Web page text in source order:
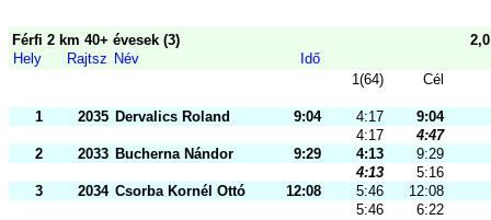
Férfi 2 km 40+ évesek (3)
Hely
Rajtsz Név
Idő
1(64)
Cél
1 2035 Dervalics Roland 9:04 4:17
9:04
4:17
4:47
2
2033 Bucherna Nándor 9:29 4:13
9:29
4:13
5:16
3
2034 Csorba Kornél Ottó 12:08 5:46
12:08
5:46
6:22